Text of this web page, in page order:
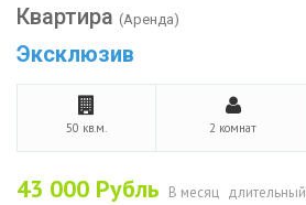
Квартира (Аренда)
Эксклюзив
50 кв.м. 2 комнат
43 000 Рубль В месяц длительный